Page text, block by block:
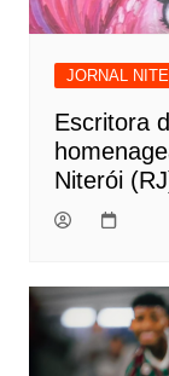
JORNAL
Escritora
Niterói